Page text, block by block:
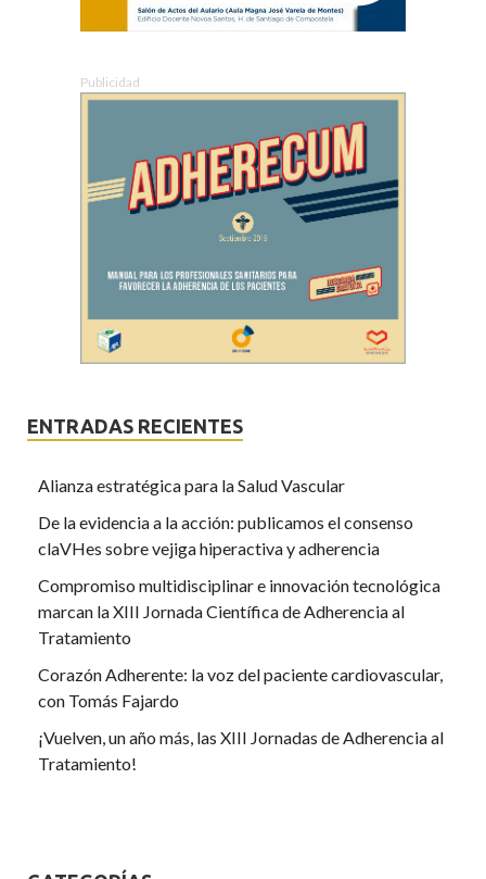
Publicidad
ENTRADAS RECIENTES
Alianza estratégica para la Salud Vascular
De la evidencia a la acción: publicamos el consenso
claVHes sobre vejiga hiperactiva y adherencia
Compromiso multidisciplinar e innovación tecnológica
marcan la XIII Jornada Científica de Adherencia al
Tratamiento
Corazón Adherente: la voz del paciente cardiovascular,
con Tomás Fajardo
¡Vuelven, un año más, las XIII Jornadas de Adherencia al
Tratamiento!